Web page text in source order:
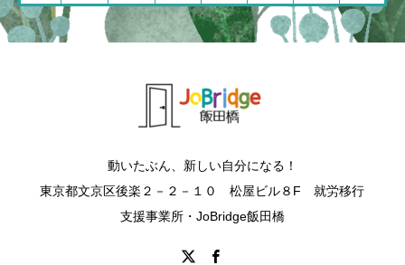
動いたぶん、新しい自分になる！
東京都文京区後楽２－２－１０ 松屋ビル８F 就労移行
支援事業所・JoBridge飯田橋